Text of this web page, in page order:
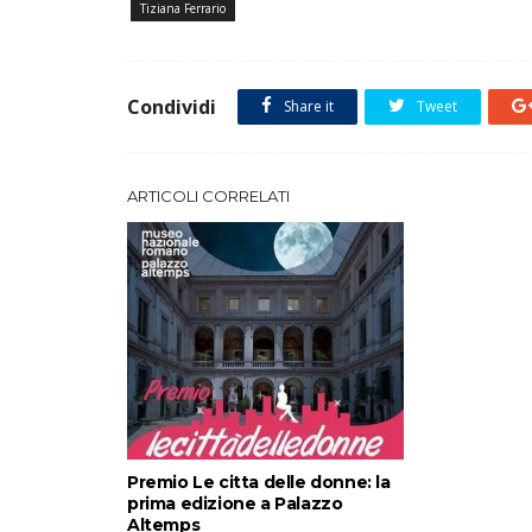
Tiziana Ferrario
Condividi Share it Tweet
ARTICOLI CORRELATI
Premio Le citta delle donne: la
prima edizione a Palazzo
Altemps